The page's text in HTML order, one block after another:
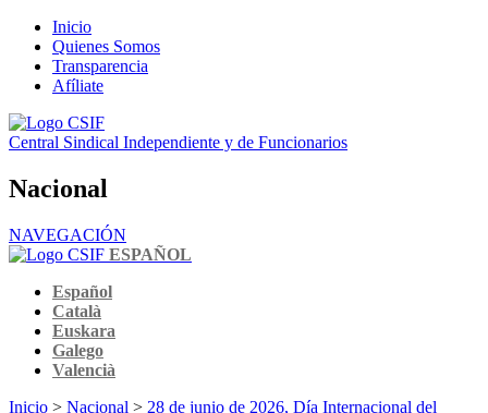
Inicio
Quienes Somos
Transparencia
Afíliate
Central Sindical Independiente y de Funcionarios
Nacional
NAVEGACIÓN
ESPAÑOL
Español
Català
Euskara
Galego
Valencià
Inicio > Nacional > 28 de junio de 2026, Día Internacional del